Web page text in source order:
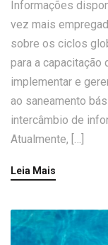
Informações
vez mais
sobre os ciclos
para a
implementar e
ao saneamento
intercâmbio de
Atualmente, […]
Leia Mais